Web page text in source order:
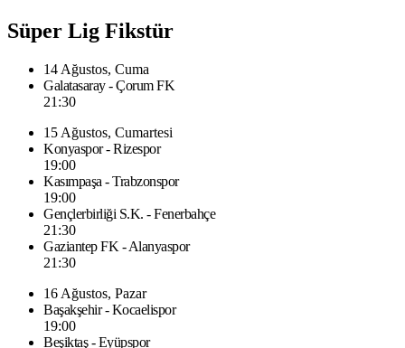
Süper Lig Fikstür
14 Ağustos, Cuma
Galatasaray - Çorum FK
21:30
15 Ağustos, Cumartesi
Konyaspor - Rizespor
19:00
Kasımpaşa - Trabzonspor
19:00
Gençlerbirliği S.K. - Fenerbahçe
21:30
Gaziantep FK - Alanyaspor
21:30
16 Ağustos, Pazar
Başakşehir - Kocaelispor
19:00
Beşiktaş - Eyüpspor